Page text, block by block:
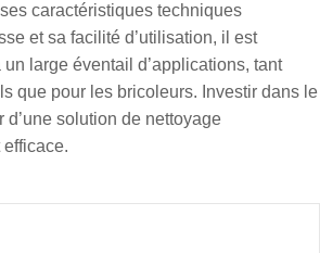
caractéristiques techniques
et sa facilité d’utilisation, il est
large éventail d’applications, tant
que pour les bricoleurs. Investir dans le
d’une solution de nettoyage